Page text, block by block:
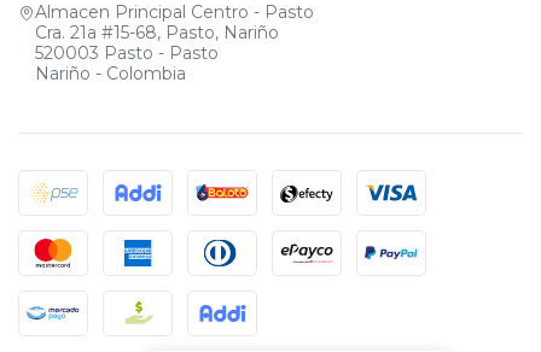
Almacen Principal Centro - Pasto
Cra. 21a #15-68, Pasto, Nariño
520003 Pasto - Pasto
Nariño - Colombia